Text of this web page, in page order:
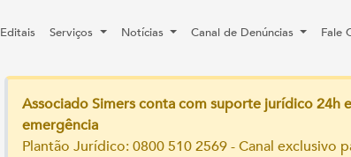
Editais Serviços Notícias Canal de Denúncias Fale
Associado Simers conta com suporte jurídico 24h
emergência
Plantão Jurídico: 0800 510 2569 - Canal exclusivo